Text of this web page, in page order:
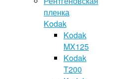
пленка
Kodak
Kodak
MX125
Kodak
T200